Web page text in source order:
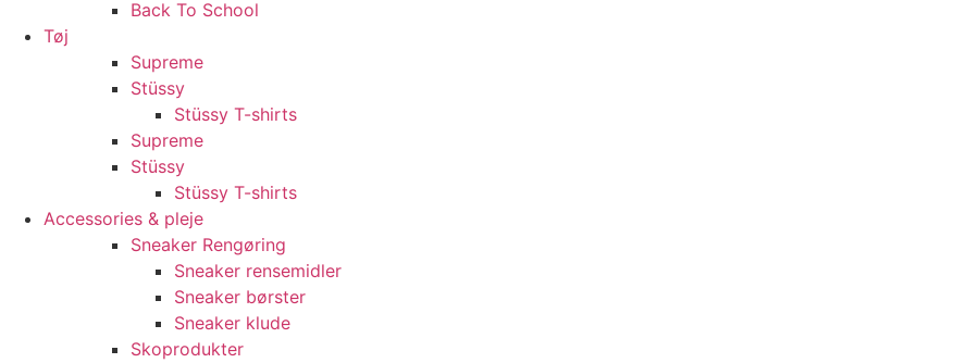
Back To School
Tøj
Supreme
Stüssy
Stüssy T-shirts
Supreme
Stüssy
Stüssy T-shirts
Accessories & pleje
Sneaker Rengøring
Sneaker rensemidler
Sneaker børster
Sneaker klude
Skoprodukter